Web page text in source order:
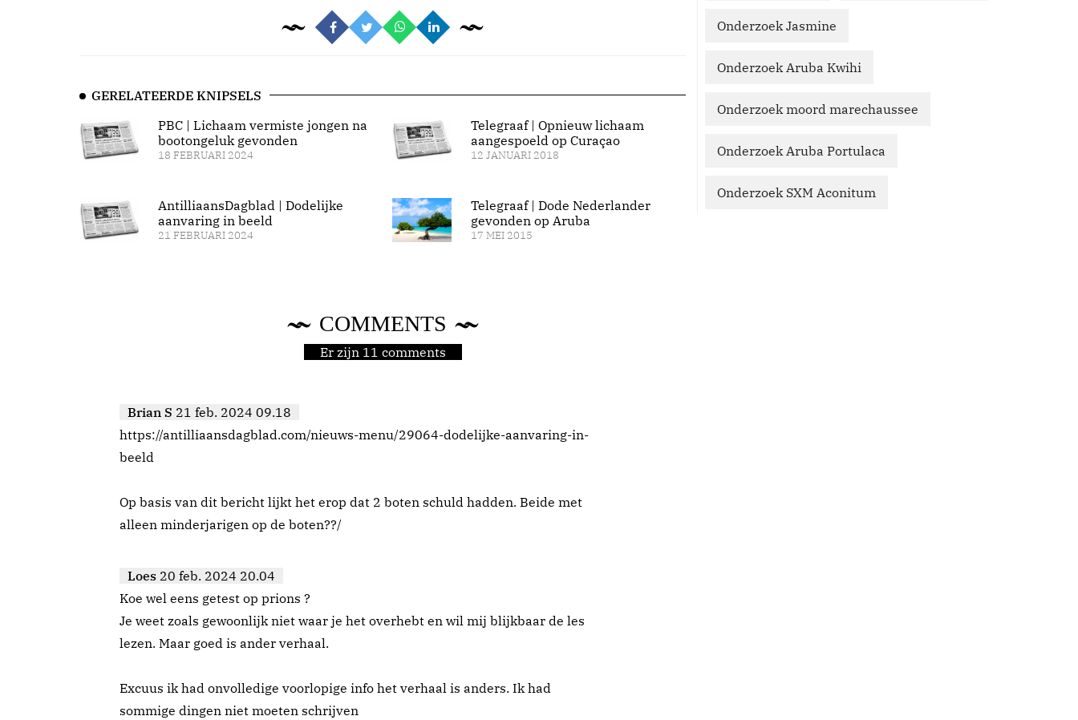
GERELATEERDE KNIPSELS
PBC | Lichaam vermiste jongen na
bootongeluk gevonden
18 FEBRUARI 2024
AntilliaansDagblad | Dodelijke
aanvaring in beeld
21 FEBRUARI 2024
Telegraaf | Opnieuw lichaam
aangespoeld op Curaçao
12 JANUARI 2018
Telegraaf | Dode Nederlander
gevonden op Aruba
17 MEI 2015
COMMENTS
Er zijn 11 comments
Brian S 21 feb. 2024 09.18
https://antilliaansdagblad.com/nieuws-menu/29064-dodelijke-aanvaring-in-
beeld
Op basis van dit bericht lijkt het erop dat 2 boten schuld hadden. Beide met
alleen minderjarigen op de boten??/
Loes 20 feb. 2024 20.04
Koe wel eens getest op prions ?
Je weet zoals gewoonlijk niet waar je het overhebt en wil mij blijkbaar de les
lezen. Maar goed is ander verhaal.
Excuus ik had onvolledige voorlopige info het verhaal is anders. Ik had
sommige dingen niet moeten schrijven
Onderzoek Jasmine
Onderzoek Aruba Kwihi
Onderzoek moord marechaussee
Onderzoek Aruba Portulaca
Onderzoek SXM Aconitum